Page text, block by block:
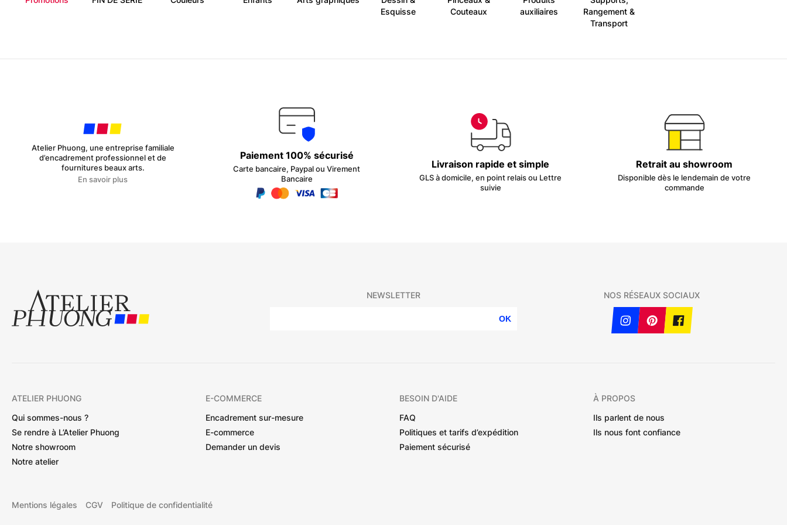
Esquisse
Couteaux
auxiliaires
Rangement &
Transport
Atelier Phuong, une entreprise familiale
d’encadrement professionnel et de
fournitures beaux arts.
En savoir plus
Paiement 100% sécurisé
Carte bancaire, Paypal ou Virement
Bancaire
Livraison rapide et simple
GLS à domicile, en point relais ou Lettre
suivie
Retrait au showroom
Disponible dès le lendemain de votre
commande
NEWSLETTER
OK
NOS RÉSEAUX SOCIAUX
ATELIER PHUONG
Qui sommes-nous ?
Se rendre à L’Atelier Phuong
Notre showroom
Notre atelier
E-COMMERCE
Encadrement sur-mesure
E-commerce
Demander un devis
BESOIN D'AIDE
FAQ
Politiques et tarifs d’expédition
Paiement sécurisé
À PROPOS
Ils parlent de nous
Ils nous font confiance
Mentions légales CGV Politique de confidentialité